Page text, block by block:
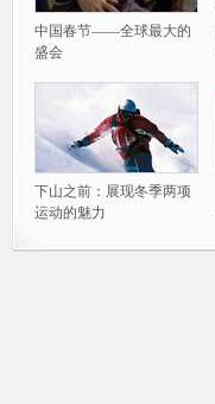
中国春节——全球最大的
盛会
下山之前：展现冬季两项
运动的魅力